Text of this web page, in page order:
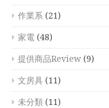
作業系 (21)
家電 (48)
提供商品Review (9)
文房具 (11)
未分類 (11)